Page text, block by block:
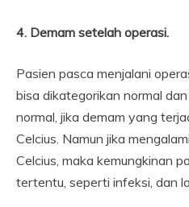
4. Demam setelah operasi.
Pasien pasca menjalani
bisa dikategorikan normal
normal, jika demam yang
Celcius. Namun jika
Celcius, maka kemungkinan
tertentu, seperti infeksi, dan